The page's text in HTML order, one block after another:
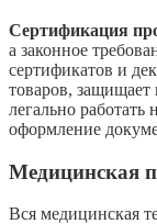
Сертификация
а законное
сертификатов и
товаров, защищает
легально
оформление
Медицинская
Вся медицинская